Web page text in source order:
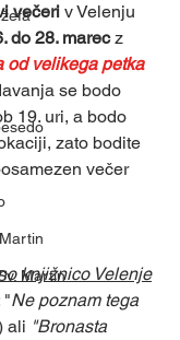
Martin
večeri v Velenju
do 28. marec z
od velikega petka
se bodo
19. uri, a bodo
zato bodite
večer
knjižnico Velenje
"Ne poznam tega
ali "Bronasta